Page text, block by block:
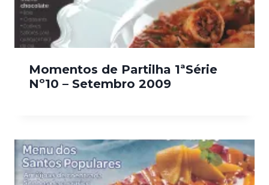
Momentos de Partilha 1ªSérie
Nº10 – Setembro 2009